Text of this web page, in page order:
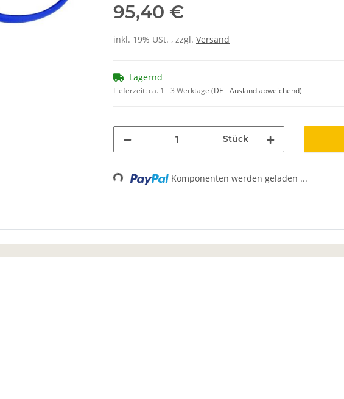
95,40 €
inkl. 19% USt. , zzgl. Versand
Lagernd
Lieferzeit:ca. 1 - 3 Werktage (DE - Ausland abweichend)
Stück
Loading... Komponenten werden geladen ...